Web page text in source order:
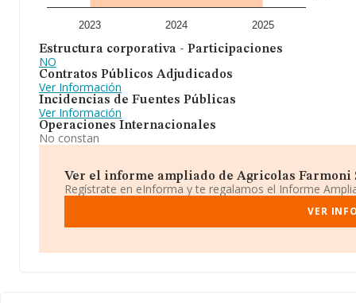
2023 2024 2025
Estructura corporativa - Participaciones
NO
Contratos Públicos Adjudicados
Ver Información
Incidencias de Fuentes Públicas
Ver Información
Operaciones Internacionales
No constan
Ver el informe ampliado de Agricolas Farmoni
Regístrate en eInforma y te regalamos el Informe
VER